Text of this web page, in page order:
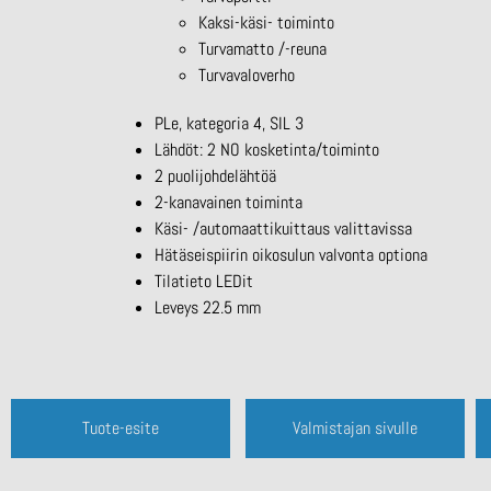
Kaksi-käsi- toiminto
Turvamatto /-reuna
Turvavaloverho
PLe, kategoria 4, SIL 3
Lähdöt: 2 NO kosketinta/toiminto
2 puolijohdelähtöä
2-kanavainen toiminta
Käsi- /automaattikuittaus valittavissa
Hätäseispiirin oikosulun valvonta optiona
Tilatieto LEDit
Leveys 22.5 mm
Tuote-esite Valmistajan sivulle